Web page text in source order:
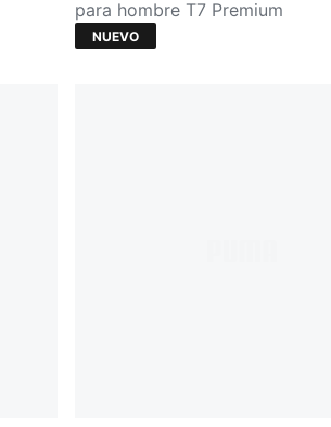
para hombre T7 Premium
NUEVO